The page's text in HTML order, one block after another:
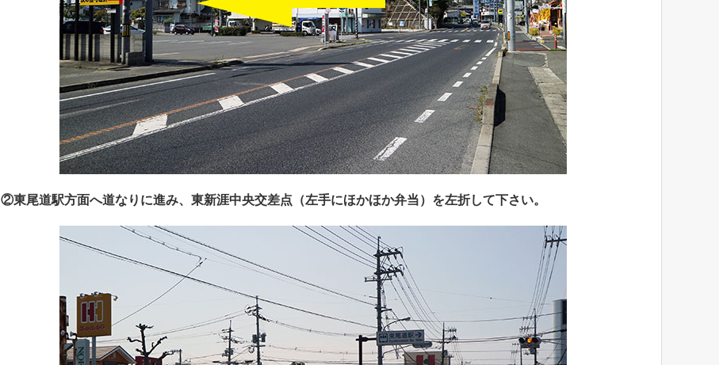
②東尾道駅方面へ道なりに進み、東新涯中央交差点（左手にほかほか弁当）を左折して下さい。